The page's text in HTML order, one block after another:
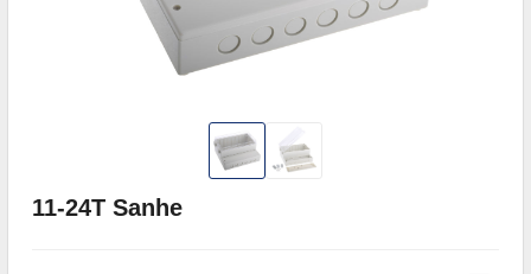
11-24T Sanhe